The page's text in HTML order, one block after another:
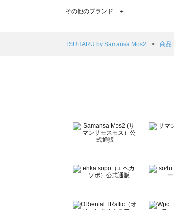
TSUHARU by Samansa Mos2（ツハル
Samansa Mos2 Lagom（サマンサモス
BETTY'S BLUE（べティーズブルー）の
Wpc.（ワールドパーティー）の一覧
その他のブランド ＋
TSUHARU by Samansa Mos2 商品